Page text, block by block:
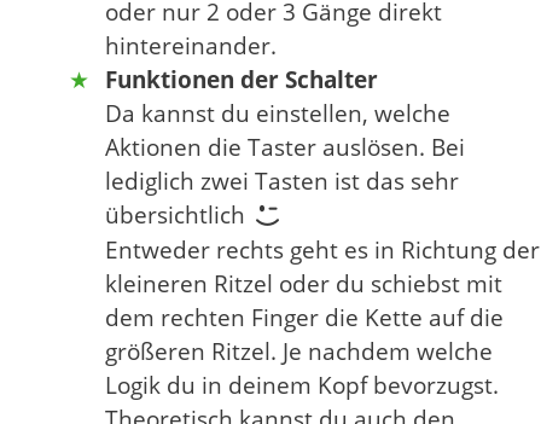
oder nur 2 oder 3 Gänge direkt
hintereinander.
Funktionen der Schalter
Da kannst du einstellen, welche
Aktionen die Taster auslösen. Bei
lediglich zwei Tasten ist das sehr
übersichtlich
Entweder rechts geht es in Richtung der
kleineren Ritzel oder du schiebst mit
dem rechten Finger die Kette auf die
größeren Ritzel. Je nachdem welche
Logik du in deinem Kopf bevorzugst.